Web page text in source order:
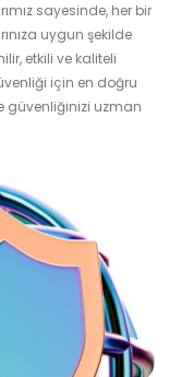
sayesinde, her bir
uygun şekilde
etkili ve kaliteli
için en doğru
güvenliğinizi uzman